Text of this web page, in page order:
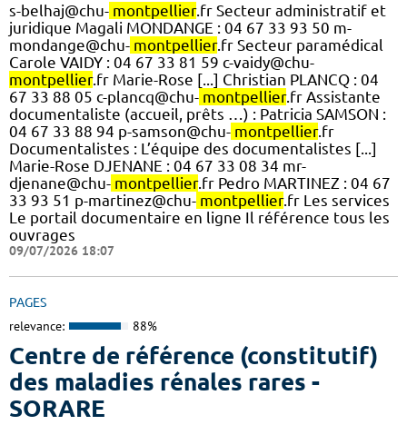
s-belhaj@chu- montpellier.fr Secteur administratif et
juridique Magali MONDANGE : 04 67 33 93 50 m-
mondange@chu- montpellier.fr Secteur paramédical
Carole VAIDY : 04 67 33 81 59 c-vaidy@chu-
montpellier.fr Marie-Rose [...] Christian PLANCQ : 04
67 33 88 05 c-plancq@chu- montpellier.fr Assistante
documentaliste (accueil, prêts …) : Patricia SAMSON :
04 67 33 88 94 p-samson@chu- montpellier.fr
Documentalistes : L’équipe des documentalistes [...]
Marie-Rose DJENANE : 04 67 33 08 34 mr-
djenane@chu- montpellier.fr Pedro MARTINEZ : 04 67
33 93 51 p-martinez@chu- montpellier.fr Les services
Le portail documentaire en ligne Il référence tous les
ouvrages
09/07/2026 18:07
PAGES
relevance: 88%
Centre de référence (constitutif)
des maladies rénales rares -
SORARE